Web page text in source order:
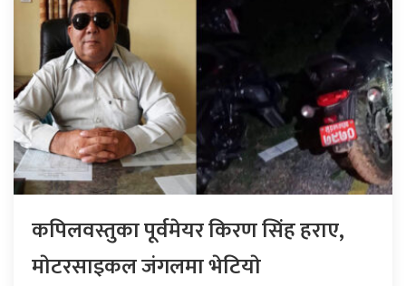
कपिलवस्तुका पूर्वमेयर किरण सिंह हराए,
माेटरसाइकल जंगलमा भेटियाे